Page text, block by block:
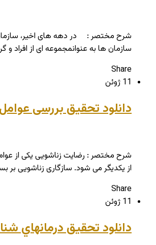
سازمان ها به عنوانمجموعه ای از
Share
11 ژوئن
دانلود تحقیق بررسی
شرح مختصر : رضایت زناشویی یکی از
از یکدیگر می شود. سازگاری زناشویی بر
Share
11 ژوئن
دانلود تحقیق درمانهاي